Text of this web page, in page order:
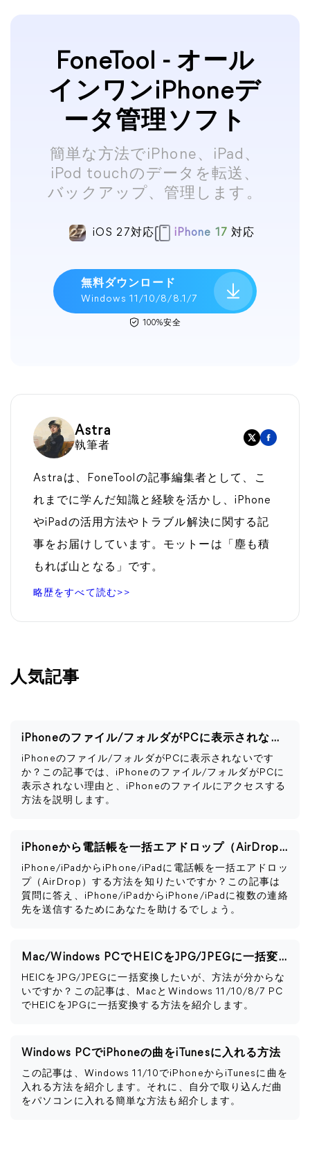
FoneTool - オール
インワンiPhoneデ
ータ管理ソフト
簡単な方法でiPhone、iPad、
iPod touchのデータを転送、
バックアップ、管理します。
iOS 27対応 iPhone 17 対応
無料ダウンロード
Windows 11/10/8/8.1/7
100%安全
Astra
執筆者
Astraは、FoneToolの記事編集者として、こ
れまでに学んだ知識と経験を活かし、iPhone
やiPadの活用方法やトラブル解決に関する記
事をお届けしています。モットーは「塵も積
もれば山となる」です。
略歴をすべて読む>>
人気記事
iPhoneのファイル/フォルダがPCに表示されない時の解決策
iPhoneのファイル/フォルダがPCに表示されないです
か？この記事では、iPhoneのファイル/フォルダがPCに
表示されない理由と、iPhoneのファイルにアクセスする
方法を説明します。
iPhoneから電話帳を一括エアドロップ（AirDrop）する方法
iPhone/iPadからiPhone/iPadに電話帳を一括エアドロッ
プ（AirDrop）する方法を知りたいですか？この記事は
質問に答え、iPhone/iPadからiPhone/iPadに複数の連絡
先を送信するためにあなたを助けるでしょう。
Mac/Windows PCでHEICをJPG/JPEGに一括変換する方法
HEICをJPG/JPEGに一括変換したいが、方法が分からな
いですか？この記事は、MacとWindows 11/10/8/7 PC
でHEICをJPGに一括変換する方法を紹介します。
Windows PCでiPhoneの曲をiTunesに入れる方法
この記事は、Windows 11/10でiPhoneからiTunesに曲を
入れる方法を紹介します。それに、自分で取り込んだ曲
をパソコンに入れる簡単な方法も紹介します。